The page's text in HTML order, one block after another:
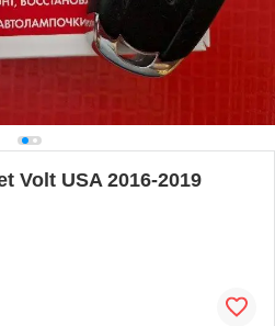
Volt USA 2016-2019